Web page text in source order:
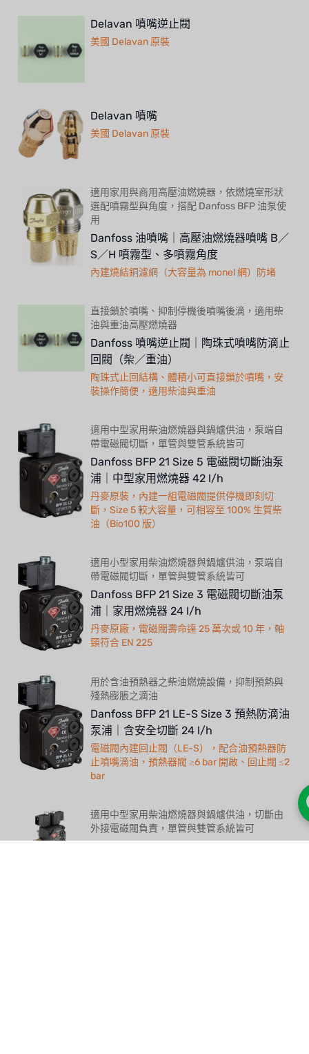
Delavan 噴嘴逆止閥
美國 Delavan 原裝
Delavan 噴嘴
美國 Delavan 原裝
適用家用與商用高壓油燃燒器，依燃燒室形狀
選配噴霧型與角度，搭配 Danfoss BFP 油泵使
用
Danfoss 油噴嘴｜高壓油燃燒器噴嘴 B／
S／H 噴霧型、多噴霧角度
內建燒結銅濾網（大容量為 monel 網）防堵
直接鎖於噴嘴、抑制停機後噴嘴後滴，適用柴
油與重油高壓燃燒器
Danfoss 噴嘴逆止閥｜陶珠式噴嘴防滴止
回閥（柴／重油）
陶珠式止回結構、體積小可直接鎖於噴嘴，安
裝操作簡便，適用柴油與重油
適用中型家用柴油燃燒器與鍋爐供油，泵端自
帶電磁閥切斷，單管與雙管系統皆可
Danfoss BFP 21 Size 5 電磁閥切斷油泵
浦｜中型家用燃燒器 42 l/h
丹麥原裝，內建一組電磁閥提供停機即刻切
斷，Size 5 較大容量，可相容至 100% 生質柴
油（Bio100 版）
適用小型家用柴油燃燒器與鍋爐供油，泵端自
帶電磁閥切斷，單管與雙管系統皆可
Danfoss BFP 21 Size 3 電磁閥切斷油泵
浦｜家用燃燒器 24 l/h
丹麥原廠，電磁閥壽命達 25 萬次或 10 年，軸
頸符合 EN 225
用於含油預熱器之柴油燃燒設備，抑制預熱與
殘熱膨脹之滴油
Danfoss BFP 21 LE-S Size 3 預熱防滴油
泵浦｜含安全切斷 24 l/h
電磁閥內建回止閥（LE-S），配合油預熱器防
止噴嘴滴油，預熱器閥 ≥6 bar 開啟、回止閥 ≤2
bar
適用中型家用柴油燃燒器與鍋爐供油，切斷由
外接電磁閥負責，單管與雙管系統皆可